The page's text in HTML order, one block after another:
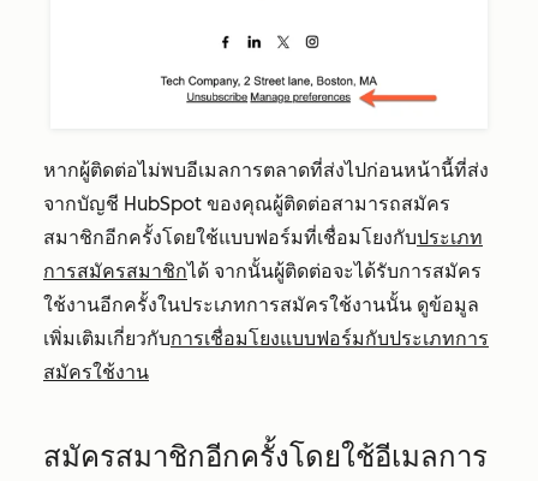
หากผู้ติดต่อไม่พบอีเมลการตลาดที่ส่งไปก่อนหน้านี้ที่ส่ง
จากบัญชี HubSpot ของคุณผู้ติดต่อสามารถสมัคร
สมาชิกอีกครั้งโดยใช้แบบฟอร์มที่เชื่อมโยงกับประเภท
การสมัครสมาชิกได้ จากนั้นผู้ติดต่อจะได้รับการสมัคร
ใช้งานอีกครั้งในประเภทการสมัครใช้งานนั้น ดูข้อมูล
เพิ่มเติมเกี่ยวกับการเชื่อมโยงแบบฟอร์มกับประเภทการ
สมัครใช้งาน
สมัครสมาชิกอีกครั้งโดยใช้อีเมลการ